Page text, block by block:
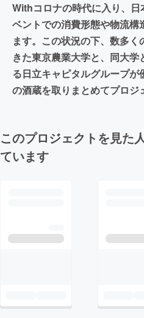
Withコロナの時代に入り、
ベントでの消費形態や物流
ます。この状況の下、数多
きた東京農業大学と、同大
る日立キャピタルグループ
の酒蔵を取りまとめてプロジ
このプロジェクトを見た
ています